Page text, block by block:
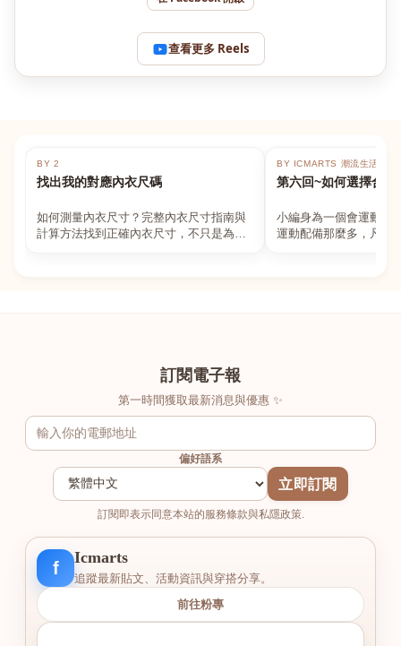
查看更多 Reels
BY 2
找出我的對應內衣尺碼
如何測量內衣尺寸？完整內衣尺寸指南與
計算方法找到正確內衣尺寸，不只是為了
BY ICMARTS 潮流生活百貨
第六回~如何選擇合適
小編身為一個會運動的
運動配備那麼多，凡舉
訂閱電子報
第一時間獲取最新消息與優惠 ✨
偏好語系
立即訂閱
訂閱即表示同意本站的服務條款與私隱政策.
f
Icmarts
追蹤最新貼文、活動資訊與穿搭分享。
前往粉專